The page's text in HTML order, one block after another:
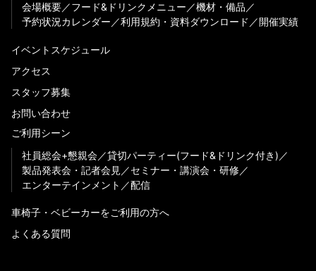
会場概要
フード&ドリンクメニュー
機材・備品
予約状況カレンダー
利用規約・資料ダウンロード 開催実績
イベントスケジュール
アクセス
スタッフ募集
お問い合わせ
ご利用シーン
社員総会+懇親会
貸切パーティー(フード&ドリンク付き)
製品発表会・記者会見
セミナー・講演会・研修
エンターテインメント
配信
車椅子・ベビーカーをご利用の方へ
よくある質問